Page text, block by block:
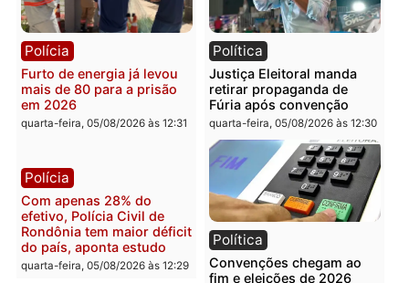
Brasil
foragido baleado e grande
apreensão de drogas
quarta-feira, 05/08/2026 às 12:42
Política
Flávio Bolsonaro escolhe
Alfredo Gaspar para vice
em chapa pura do PL
quarta-feira, 05/08/2026 às